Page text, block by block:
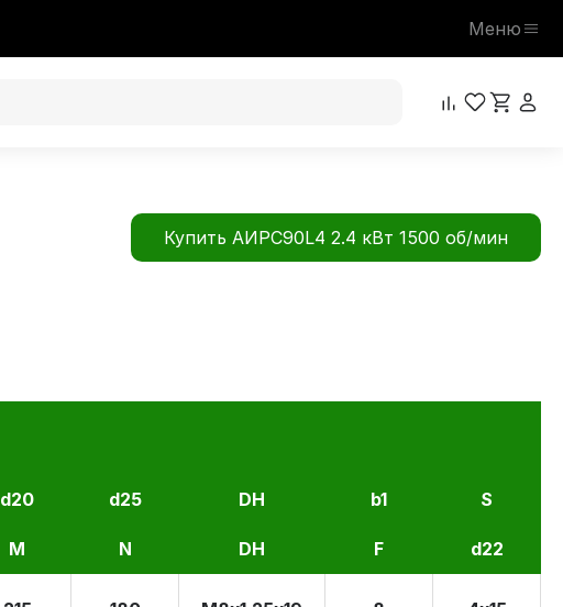
Меню
Купить АИРС90L4 2.4 кВт 1500 об/мин
d20 d25 DH b1 S
M N DH F d22